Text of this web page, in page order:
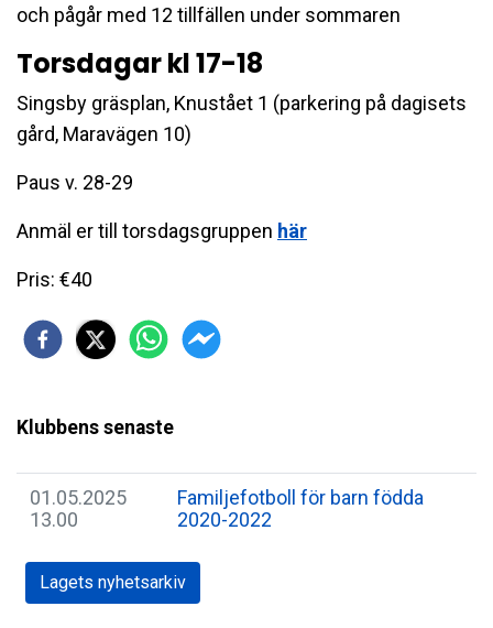
och pågår med 12 tillfällen under sommaren
Torsdagar kl 17-18
Singsby gräsplan, Knustået 1 (parkering på dagisets
gård, Maravägen 10)
Paus v. 28-29
Anmäl er till torsdagsgruppen här
Pris: €40
Klubbens senaste
01.05.2025
13.00
Familjefotboll för barn födda
2020-2022
Lagets nyhetsarkiv